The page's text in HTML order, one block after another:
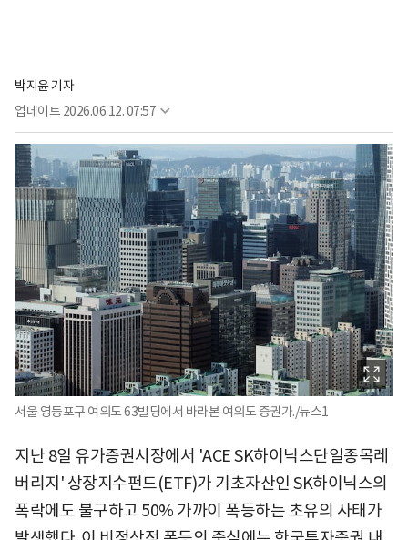
박지윤 기자
업데이트 2026.06.12. 07:57
서울 영등포구 여의도 63빌딩에서 바라본 여의도 증권가./뉴스1
지난 8일 유가증권시장에서 'ACE SK하이닉스단일종목레
버리지' 상장지수펀드(ETF)가 기초자산인 SK하이닉스의
폭락에도 불구하고 50% 가까이 폭등하는 초유의 사태가